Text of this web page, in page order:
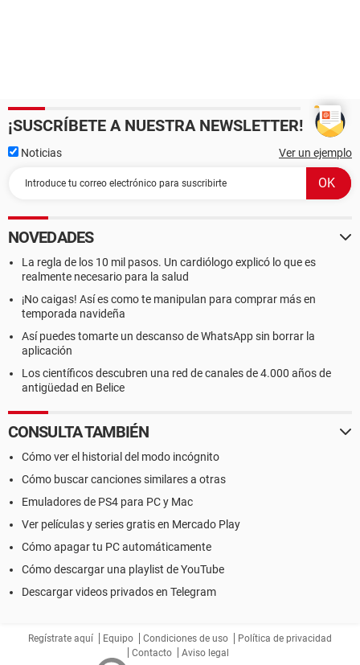
¡SUSCRÍBETE A NUESTRA NEWSLETTER!
Noticias Ver un ejemplo
NOVEDADES
La regla de los 10 mil pasos. Un cardiólogo explicó lo que es
realmente necesario para la salud
¡No caigas! Así es como te manipulan para comprar más en
temporada navideña
Así puedes tomarte un descanso de WhatsApp sin borrar la
aplicación
Los científicos descubren una red de canales de 4.000 años de
antigüedad en Belice
CONSULTA TAMBIÉN
Cómo ver el historial del modo incógnito
Cómo buscar canciones similares a otras
Emuladores de PS4 para PC y Mac
Ver películas y series gratis en Mercado Play
Cómo apagar tu PC automáticamente
Cómo descargar una playlist de YouTube
Descargar videos privados en Telegram
Regístrate aquí Equipo Condiciones de uso
Política de privacidad
Contacto
Aviso legal